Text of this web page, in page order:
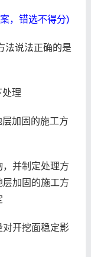
，错选不得分)
法说法正确的是
理
加固的施工方
并制定处理方
加固的施工方
对开挖面稳定影